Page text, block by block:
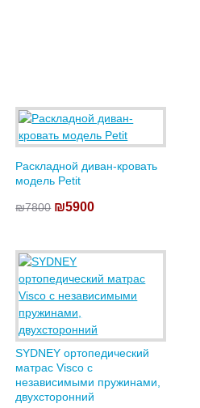
Раскладной диван-кровать
модель Petit
₪7800 ₪5900
SYDNEY ортопедический
матрас Visco с
независимыми пружинами,
двухсторонний